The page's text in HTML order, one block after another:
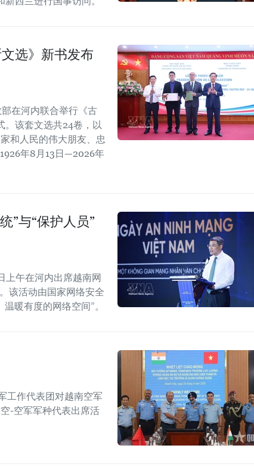
文选》新书发布
在河内联合举行《古
。该套文选共24卷，以
和人民的伟大朋友、忠
年8月13日—2026年
”与“保护人员”
上午在河内出席越南网
该活动由国家网络安全
暖有度的网络空间”。
工作代表团对越南空军
-空军军种代表出席活